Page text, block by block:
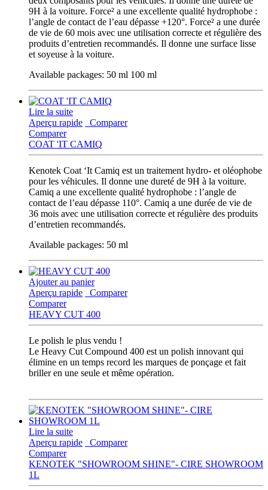
9H à la voiture. Force² a une excellente qualité hydrophobe :
l’angle de contact de l’eau dépasse +120°. Force² a une durée
de vie de 60 mois avec une utilisation correcte et régulière des
produits d’entretien recommandés. Il donne une surface lisse
et soyeuse à la voiture.
Available packages: 50 ml 100 ml
Lire la suite
Aperçu rapide
Comparer
Comparer
COAT 'IT CAMIQ
Kenotek Coat ‘It Camiq est un traitement hydro- et oléophobe
pour les véhicules. Il donne une dureté de 9H à la voiture.
Camiq a une excellente qualité hydrophobe : l’angle de
contact de l’eau dépasse 110°. Camiq a une durée de vie de
36 mois avec une utilisation correcte et régulière des produits
d’entretien recommandés.
Available packages: 50 ml
Ajouter au panier
Aperçu rapide
Comparer
Comparer
HEAVY CUT 400
Le polish le plus vendu !
Le Heavy Cut Compound 400 est un polish innovant qui
élimine en un temps record les marques de ponçage et fait
briller en une seule et même opération.
Lire la suite
Aperçu rapide
Comparer
Comparer
KENOTEK "SHOWROOM SHINE"- CIRE SHOWROOM
1L